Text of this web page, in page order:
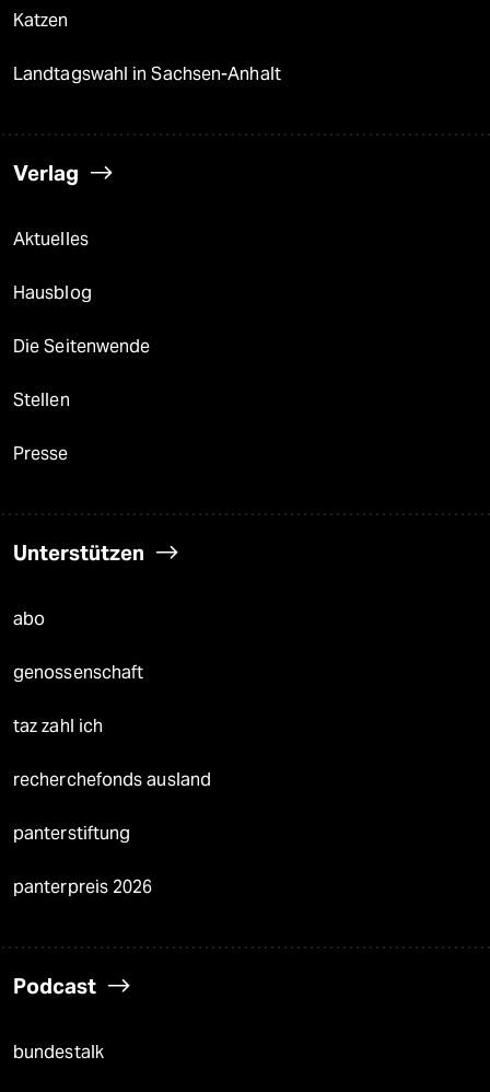
Katzen
Landtagswahl in Sachsen-Anhalt
Verlag
Aktuelles
Hausblog
Die Seitenwende
Stellen
Presse
Unterstützen
abo
genossenschaft
taz zahl ich
recherchefonds ausland
panterstiftung
panterpreis 2026
Podcast
bundestalk